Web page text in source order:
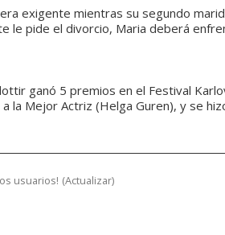
exigente mientras su segundo
le pide el divorcio, Maria deberá
ganó 5 premios en el Festival
la Mejor Actriz (Helga Guren), y se
usuarios! (Actualizar)